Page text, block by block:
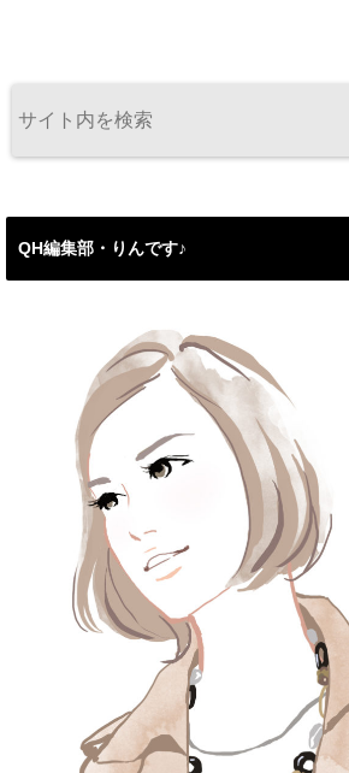
QH編集部・りんです♪